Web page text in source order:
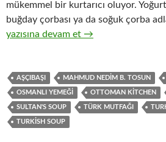
mükemmel bir kurtarıcı oluyor.
buğday çorbası ya da soğuk çorba
AYRAN ÇORBASI
yazısına devam et →
AŞÇIBAŞI MAHMUD NEDIM B. TOSUN
OSMANLI YEMEĞI OTTOMAN KITCHEN
SULTAN'S SOUP TÜRK MUTFAĞI
TURKISH SOUP